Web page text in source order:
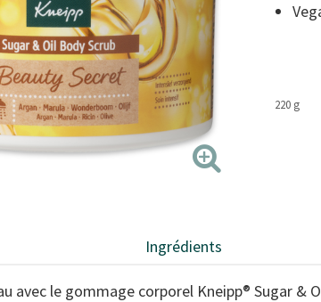
220 g
Ingrédients
avec le gommage corporel Kneipp® Sugar &